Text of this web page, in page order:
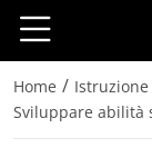
Home / Istruzione
Sviluppare abilità